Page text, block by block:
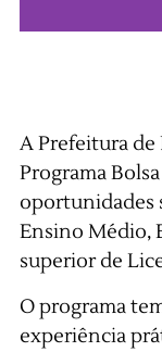
A Prefeitura
Programa
oportunidades
Ensino Médio,
superior de
O programa
experiência